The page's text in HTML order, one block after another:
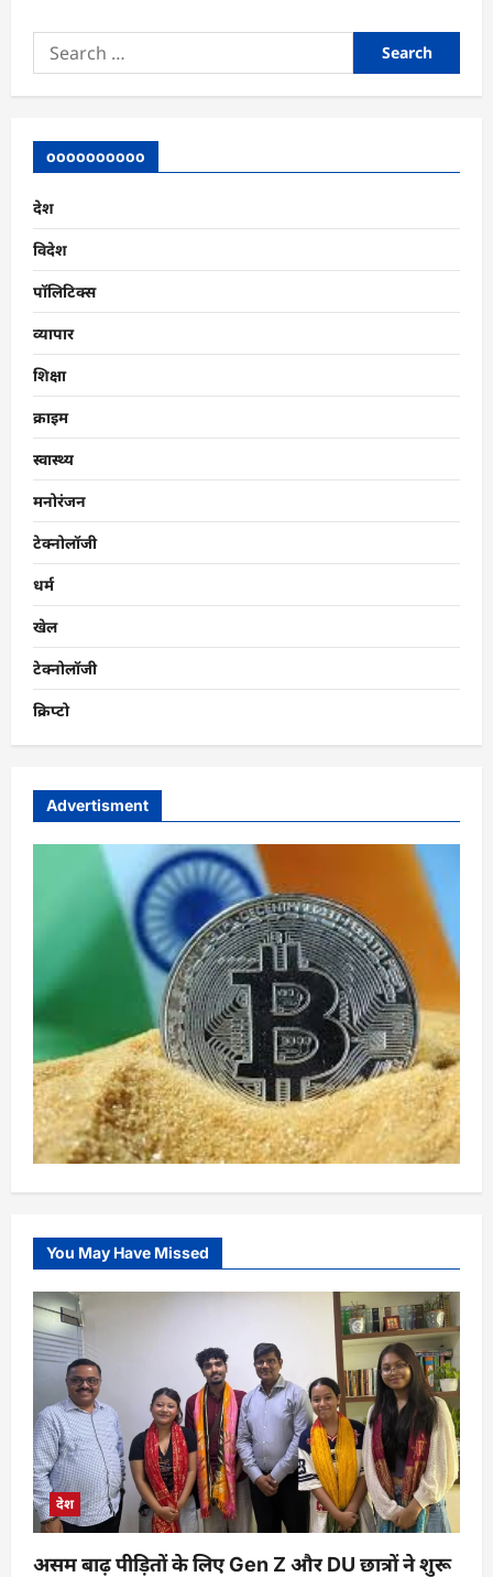
Search
for:
oooooooooo
देश
विदेश
पॉलिटिक्स
व्यापार
शिक्षा
क्राइम
स्वास्थ्य
मनोरंजन
टेक्नोलॉजी
धर्म
खेल
टेक्नोलॉजी
क्रिप्टो
Advertisment
You May Have Missed
देश
असम बाढ़ पीड़ितों के लिए Gen Z और DU छात्रों ने शुरू